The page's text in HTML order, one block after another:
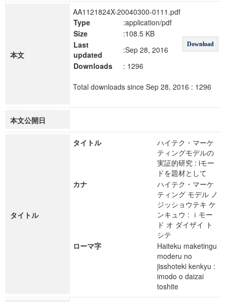
本文
AA1121824X-20040300-0111.pdf
Type
:application/pdf
Download
Size
:108.5 KB
Last
updated
:Sep 28, 2016
Downloads
: 1296
Total downloads since Sep 28, 2016 : 1296
本文公開日
タイトル
タイトル
ハイテク・マーケ
ティングモデルの
実証的研究 : iモー
ドを題材として
カナ
ハイテク・マーケ
ティング モデル ノ
ジッショウテキ ケ
ンキュウ : ｉモー
ド オ ダイザイ ト
シテ
ローマ字
Haiteku maketingu
moderu no
jisshoteki kenkyu :
imodo o daizai
toshite